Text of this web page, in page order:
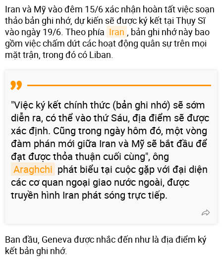
Iran và Mỹ vào đêm 15/6 xác nhận hoàn tất việc soạn
thảo bản ghi nhớ, dự kiến sẽ được ký kết tại Thụy Sĩ
vào ngày 19/6. Theo phía Iran
, bản ghi nhớ này bao
gồm việc chấm dứt các hoạt động quân sự trên mọi
mặt trận, trong đó có Liban.
"Việc ký kết chính thức (bản ghi nhớ) sẽ sớm
diễn ra, có thể vào thứ Sáu, địa điểm sẽ được
xác định. Cũng trong ngày hôm đó, một vòng
đàm phán mới giữa Iran và Mỹ sẽ bắt đầu để
đạt được thỏa thuận cuối cùng", ông
Araghchi phát biểu tại cuộc gặp với đại diện
các cơ quan ngoại giao nước ngoài, được
truyền hình Iran phát sóng trực tiếp.
Ban đầu, Geneva được nhắc đến như là địa điểm ký
kết bản ghi nhớ.